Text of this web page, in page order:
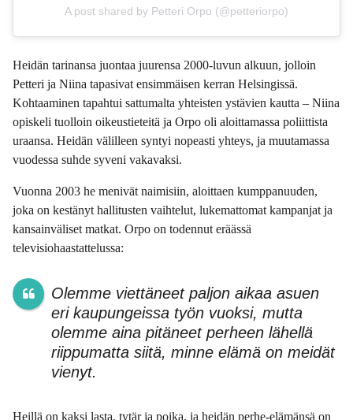
A post shared by Petteri Orpo (@petteriorpo)
Heidän tarinansa juontaa juurensa 2000-luvun alkuun, jolloin
Petteri ja Niina tapasivat ensimmäisen kerran Helsingissä.
Kohtaaminen tapahtui sattumalta yhteisten ystävien kautta – Niina
opiskeli tuolloin oikeustieteitä ja Orpo oli aloittamassa poliittista
uraansa. Heidän välilleen syntyi nopeasti yhteys, ja muutamassa
vuodessa suhde syveni vakavaksi.
Vuonna 2003 he menivät naimisiin, aloittaen kumppanuuden,
joka on kestänyt hallitusten vaihtelut, lukemattomat kampanjat ja
kansainväliset matkat. Orpo on todennut eräässä
televisiohaastattelussa:
Olemme viettäneet paljon aikaa asuen
eri kaupungeissa työn vuoksi, mutta
olemme aina pitäneet perheen lähellä
riippumatta siitä, minne elämä on meidät
vienyt.
Heillä on kaksi lasta, tytär ja poika, ja heidän perhe-elämänsä on